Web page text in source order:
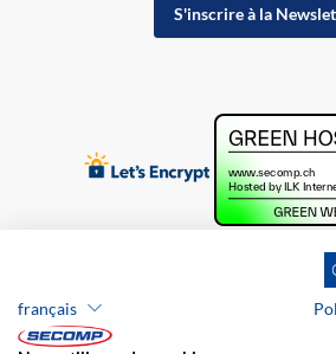
S'inscrire à la
français